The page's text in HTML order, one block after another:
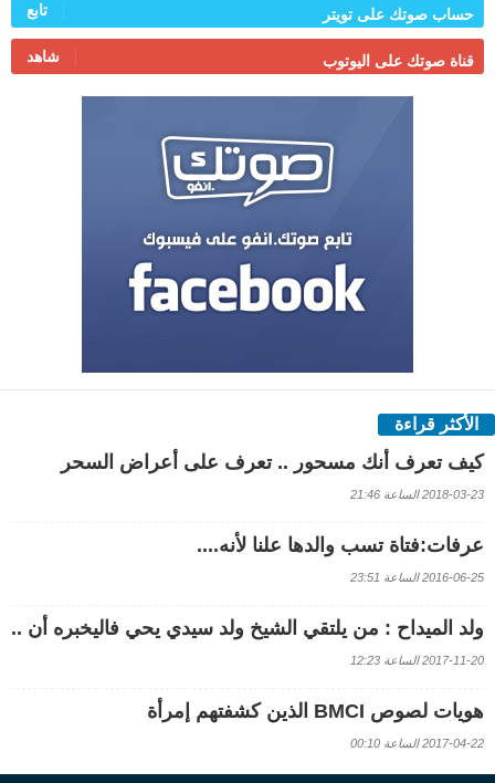
حساب صوتك على تويتر تابع
قناة صوتك على اليوتوب شاهد
الأكثر قراءة
كيف تعرف أنك مسحور .. تعرف على أعراض السحر
2018-03-23 الساعة 21:46
عرفات:فتاة تسب والدها علنا لأنه....
2016-06-25 الساعة 23:51
ولد الميداح : من يلتقي الشيخ ولد سيدي يحي فاليخبره أن ..
2017-11-20 الساعة 12:23
هويات لصوص BMCI الذين كشفتهم إمرأة
2017-04-22 الساعة 00:10